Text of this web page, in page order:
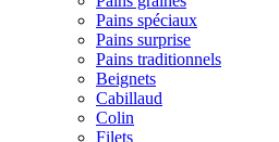
Pains spéciaux
Pains surprise
Pains traditionnels
Beignets
Cabillaud
Colin
Filets